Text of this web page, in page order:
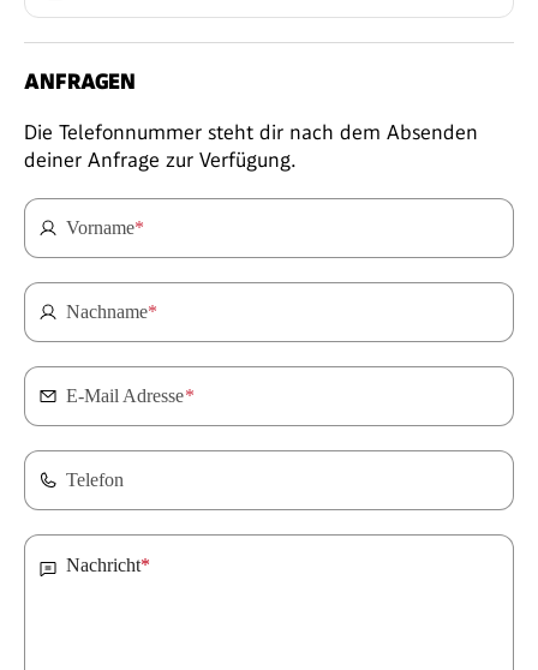
ANFRAGEN
Die Telefonnummer steht dir nach dem Absenden
deiner Anfrage zur Verfügung.
Vorname*
Nachname*
E-Mail Adresse*
Telefon
Nachricht*